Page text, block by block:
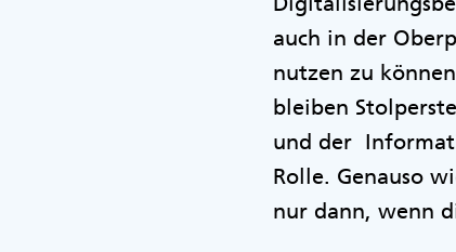
auch in der
nutzen zu
bleiben
und der
Rolle. Genauso
nur dann, wenn